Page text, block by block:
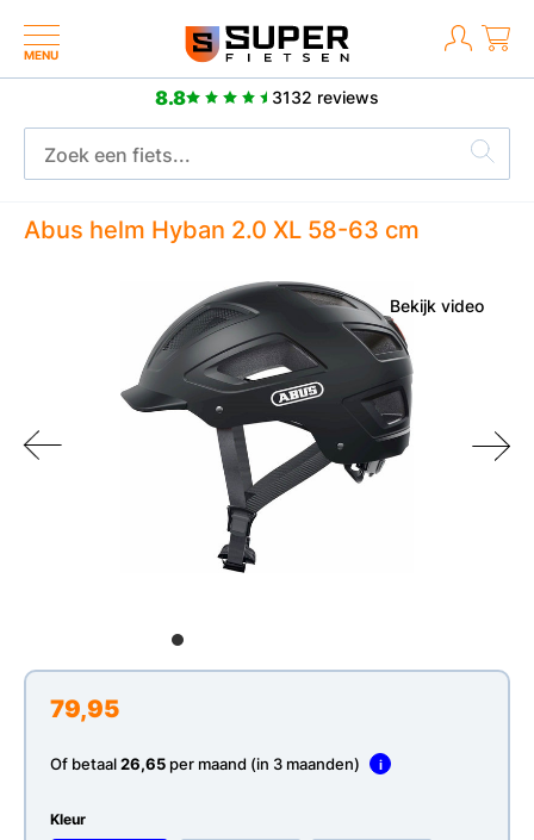
MENU
8.8 3132 reviews
fabrieksgarantie Meer dan 2500
Abus helm Hyban 2.0 XL 58-63 cm
Bekijk video
79,95
Of betaal26,65 per maand (in 3 maanden) i
Kleur